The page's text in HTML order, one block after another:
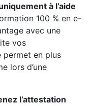
à l’aide
100 % en e-
avec une
vos
permet en plus
lors d’une
l’attestation